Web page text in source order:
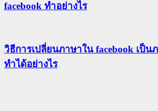
facebook ทำอย่างไร
วิธีการเปลี่ยนภาษาใน facebook เป็น
ทำได้อย่างไร